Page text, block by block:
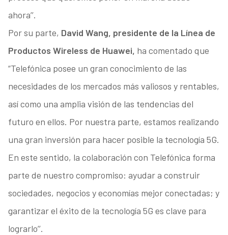
ahora’’.
Por su parte, David Wang, presidente de la Línea de
Productos Wireless de Huawei, ha comentado que
“Telefónica posee un gran conocimiento de las
necesidades de los mercados más valiosos y rentables,
así como una amplia visión de las tendencias del
futuro en ellos. Por nuestra parte, estamos realizando
una gran inversión para hacer posible la tecnología 5G.
En este sentido, la colaboración con Telefónica forma
parte de nuestro compromiso: ayudar a construir
sociedades, negocios y economías mejor conectadas; y
garantizar el éxito de la tecnología 5G es clave para
lograrlo’’.